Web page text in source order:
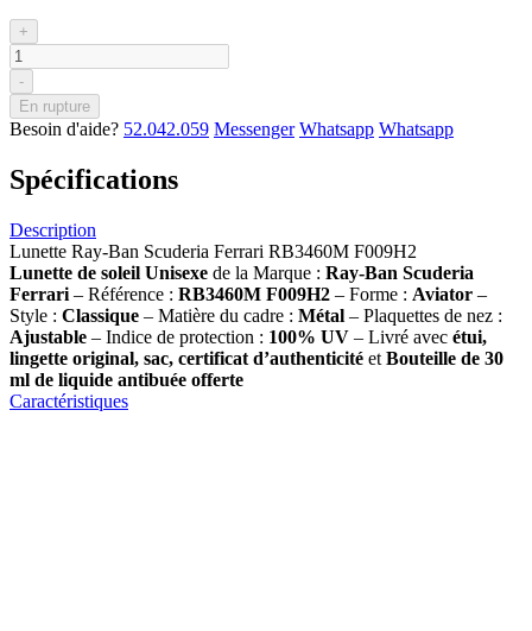
+
-
En rupture
Besoin d'aide? 52.042.059 Messenger Whatsapp Whatsapp
Spécifications
Description
Lunette Ray-Ban Scuderia Ferrari RB3460M F009H2
Lunette de soleil Unisexe de la Marque : Ray-Ban Scuderia
Ferrari – Référence : RB3460M F009H2 – Forme : Aviator –
Style : Classique – Matière du cadre : Métal – Plaquettes de nez :
Ajustable – Indice de protection : 100% UV – Livré avec étui,
lingette original, sac, certificat d’authenticité et Bouteille de 30
ml de liquide antibuée offerte
Caractéristiques